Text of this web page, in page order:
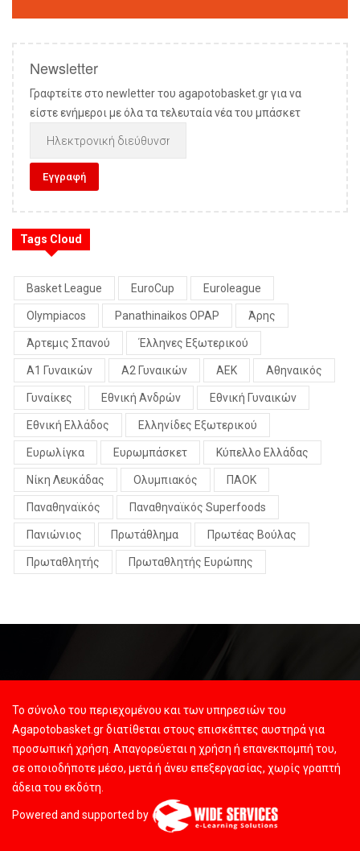
Newsletter
Γραφτείτε στο newletter του agapotobasket.gr για να
είστε ενήμεροι με όλα τα τελευταία νέα του μπάσκετ
Tags Cloud
Basket League EuroCup Euroleague
Olympiacos Panathinaikos OPAP Άρης
Άρτεμις Σπανού Έλληνες Εξωτερικού
Α1 Γυναικών Α2 Γυναικών ΑΕΚ Αθηναικός
Γυναίκες Εθνική Ανδρών Εθνική Γυναικών
Εθνική Ελλάδος Ελληνίδες Εξωτερικού
Ευρωλίγκα Ευρωμπάσκετ Κύπελλο Ελλάδας
Νίκη Λευκάδας Ολυμπιακός ΠΑΟΚ
Παναθηναϊκός Παναθηναϊκός Superfoods
Πανιώνιος Πρωτάθλημα Πρωτέας Βούλας
Πρωταθλητής Πρωταθλητής Ευρώπης
Το σύνολο του περιεχομένου και των υπηρεσιών του
Agapotobasket.gr διατίθεται στους επισκέπτες αυστηρά για
προσωπική χρήση. Απαγορεύεται η χρήση ή επανεκπομπή του,
σε οποιοδήποτε μέσο, μετά ή άνευ επεξεργασίας, χωρίς γραπτή
άδεια του εκδότη.
Powered and supported by